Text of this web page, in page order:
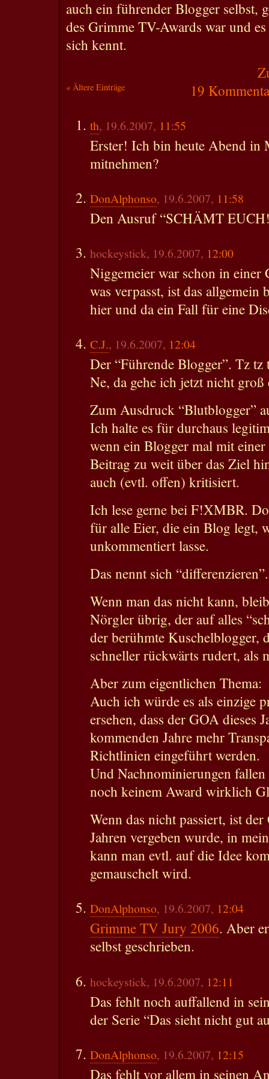
auch ein führender Blogger selbst,
des Grimme TV-Awards war und
sich kennt.
« Ältere Einträge 19
th, 19.6.2007, 11:55
Erster! Ich bin heute Abend in
mitnehmen?
DonAlphonso, 19.6.2007, 11:58
Den Ausruf “SCHÄMT
hockeystick, 19.6.2007, 12:00
Niggemeier war schon in einer
was verpasst, ist das allgemein
hier und da ein Fall für eine
C.J., 19.6.2007, 12:04
Der “Führende Blogger”. Tz tz
Ne, da gehe ich jetzt nicht groß
Zum Ausdruck “Blutblogger”
Ich halte es für durchaus
wenn ein Blogger mal mit
Beitrag zu weit über das Ziel
auch (evtl. offen) kritisiert.
Ich lese gerne bei F!XMBR.
für alle Eier, die ein Blog legt,
unkommentiert lasse.
Das nennt sich “differenzieren”.
Wenn man das nicht kann,
Nörgler übrig, der auf alles
der berühmte Kuschelblogger,
schneller rückwärts rudert, als
Aber zum eigentlichen Thema:
Auch ich würde es als einzige
ersehen, dass der GOA dieses
kommenden Jahre mehr
Richtlinien eingeführt werden.
Und Nachnominierungen
noch keinem Award wirklich
Wenn das nicht passiert, ist
Jahren vergeben wurde, in
kann man evtl. auf die Idee
gemauschelt wird.
DonAlphonso, 19.6.2007, 12:04
Grimme TV Jury 2006. Aber
selbst geschrieben.
hockeystick, 19.6.2007, 12:11
Das fehlt noch auffallend in
der Serie “Das sieht nicht gut
DonAlphonso, 19.6.2007, 12:15
Das fehlt vor allem in seinen